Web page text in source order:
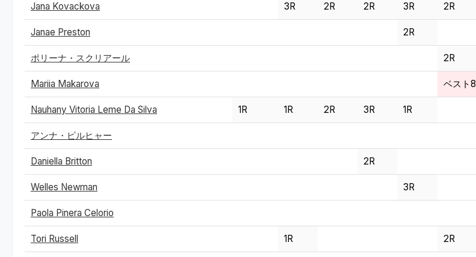
Jana Kovackova 3R 2R 2R 3R 2R
Janae Preston 2R
ポリーナ・スクリアール 2R
Mariia Makarova ベスト8
Nauhany Vitoria Leme Da Silva 1R 1R 2R 3R 1R
アンナ・ピルヒャー
Daniella Britton 2R
Welles Newman 3R
Paola Pinera Celorio
Tori Russell 1R 2R